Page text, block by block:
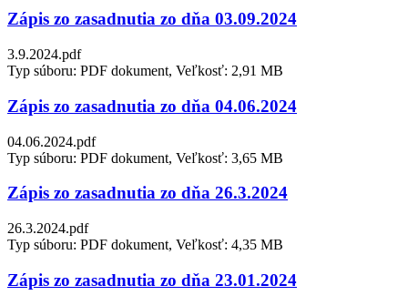
Zápis zo zasadnutia zo dňa 03.09.2024
3.9.2024.pdf
Typ súboru: PDF dokument, Veľkosť: 2,91 MB
Zápis zo zasadnutia zo dňa 04.06.2024
04.06.2024.pdf
Typ súboru: PDF dokument, Veľkosť: 3,65 MB
Zápis zo zasadnutia zo dňa 26.3.2024
26.3.2024.pdf
Typ súboru: PDF dokument, Veľkosť: 4,35 MB
Zápis zo zasadnutia zo dňa 23.01.2024